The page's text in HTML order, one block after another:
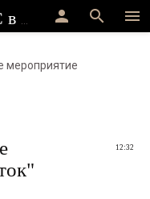
menu
search
person
мероприятие
12:32